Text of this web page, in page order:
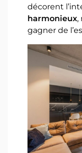
décorent
harmonieux,
gagner de